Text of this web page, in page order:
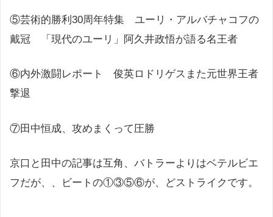
⑤芸術的勝利30周年特集 ユーリ・アルバチャコフの
戴冠 「現代のユーリ」阿久井政悟が語る名王者
⑥内外激闘レポート 俊英ロドリゲスまた元世界王者
撃退
⑦田中恒成、攻めまくって圧勝
京口と田中の記事は互角、バトラーよりはベテルビエ
フだが、、ビートの①③⑤⑥が、どストライクです。